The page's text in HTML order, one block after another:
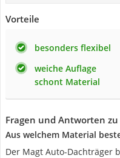
Vorteile
besonders flexibel
weiche Auflage
schont Material
Fragen und Antworten zu
Aus welchem Material
Der Magt Auto-Dachträger